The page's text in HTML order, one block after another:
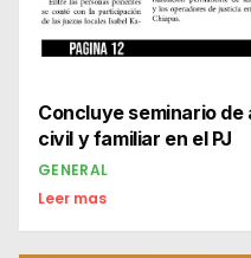
Concluye seminario
civil y familiar en el PJ
GENERAL
Leer mas